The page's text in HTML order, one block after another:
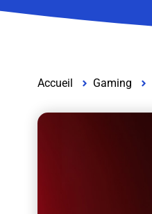
Accueil Gaming